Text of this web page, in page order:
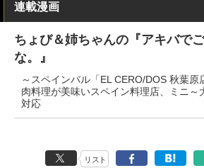
連載漫画
ちょび＆姉ちゃんの『アキバで
な。』
～スペインバル「EL CERO/DOS 秋葉原
肉料理が美味いスペイン料理店、ミニ～
対応
リスト